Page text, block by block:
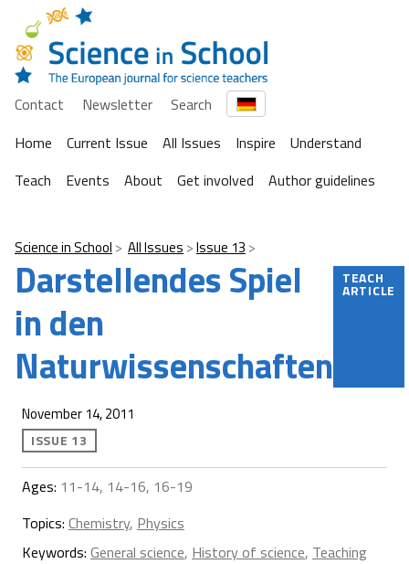
Contact Newsletter
Search
Home
Current Issue All Issues Inspire
Understand
Teach
Events About Get involved Author guidelines
Science in School All Issues Issue 13
Darstellendes Spiel
in den
Naturwissenschaften
TEACH
ARTICLE
November 14, 2011
ISSUE 13
Ages: 11-14, 14-16, 16-19
Topics: Chemistry, Physics
Keywords: General science, History of science, Teaching